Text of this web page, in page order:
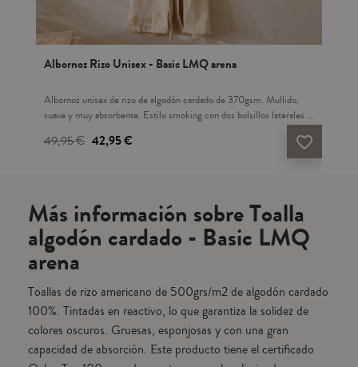
favorite_border
Albornoz Rizo Unisex - Basic LMQ arena
Albornoz unisex de rizo de algodón cardado de 370gsm. Mullido,
suave y muy absorbente. Estilo smoking con dos bolsillos laterales y
Tex 100, que demuestra que se ha eliminado cualquier sustancia
nociva en el proceso de producción, es seguro para la salud humana.
49,95 € 42,95 €
Más información sobre Toalla
algodón cardado - Basic LMQ
arena
Toallas de rizo americano de 500grs/m2 de algodón cardado
100%. Tintadas en reactivo, lo que garantiza la solidez de
colores oscuros. Gruesas, esponjosas y con una gran
capacidad de absorción. Este producto tiene el certificado